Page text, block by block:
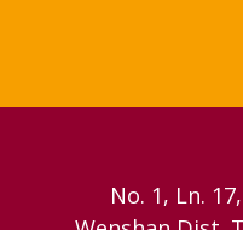
No. 1, Ln.